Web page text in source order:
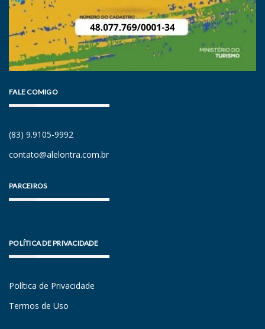
FALE COMIGO
(83) 9.9105-9992
contato@alelontra.com.br
PARCEIROS
POLÍTICA DE PRIVACIDADE
Política de Privacidade
Termos de Uso